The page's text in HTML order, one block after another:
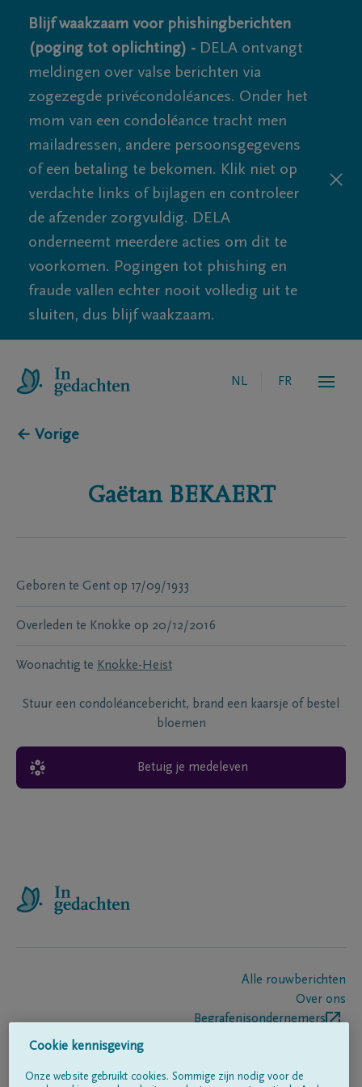
Blijf waakzaam voor phishingberichten
(poging tot oplichting) - DELA ontvangt
meldingen over valse berichten via
zogezegde privécondoléances. Onder het
mom van een condoléance tracht men
mailadressen, andere persoonsgegevens
of een betaling te bekomen. Klik niet op
verdachte links of bijlagen en controleer
de afzender zorgvuldig. DELA
onderneemt meerdere acties om dit te
voorkomen. Pogingen tot phishing en
fraude vallen echter nooit volledig uit te
sluiten, dus blijf waakzaam.
NL FR
← Vorige
Gaëtan BEKAERT
Geboren te Gent op 17/09/1933
Overleden te Knokke op 20/12/2016
Woonachtig te Knokke-Heist
Stuur een condoléancebericht, brand een kaarsje of bestel
bloemen
Betuig je medeleven
Alle rouwberichten
Over ons
Begrafenisondernemers
Cookie kennisgeving
Onze website gebruikt cookies. Sommige zijn nodig voor de